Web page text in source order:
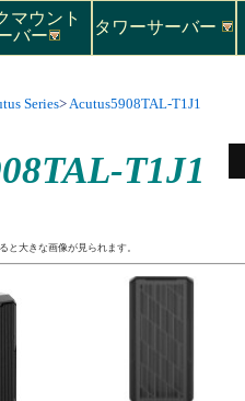
マウント
バー
タワーサーバー
Series>Acutus5908TAL-T1J1
T1J1
と大きな画像が見られます。